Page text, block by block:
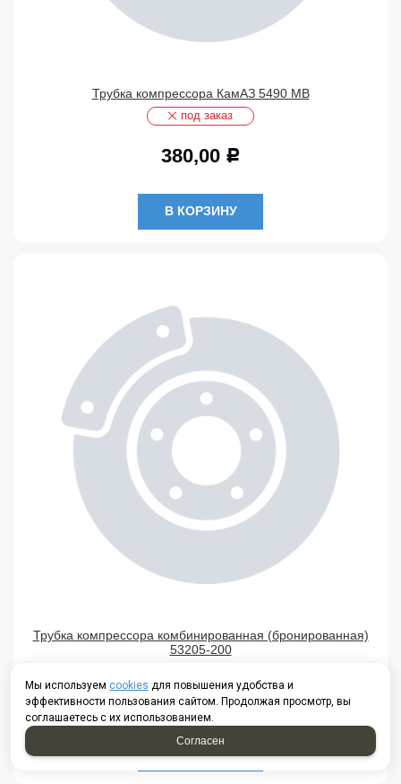
Трубка компрессора КамАЗ 5490 МВ
под заказ
380,00 Р
В КОРЗИНУ
Трубка компрессора комбинированная (бронированная)
53205-200
170,00 Р
Мы используем cookies для повышения удобства и
эффективности пользования сайтом. Продолжая просмотр, вы
соглашаетесь с их использованием.
Согласен